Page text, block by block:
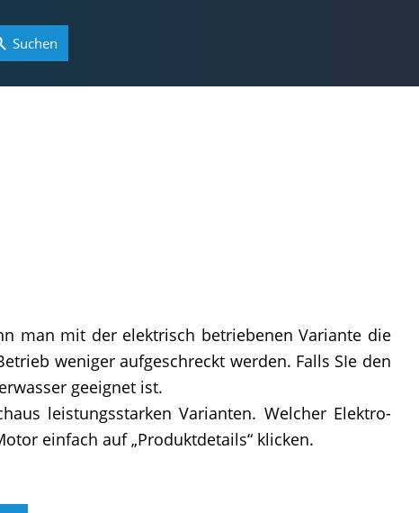
man mit der elektrisch betriebenen Variante die
weniger aufgeschreckt werden. Falls SIe den
geeignet ist.
leistungsstarken Varianten. Welcher Elektro-
einfach auf „Produktdetails“ klicken.
Suchen